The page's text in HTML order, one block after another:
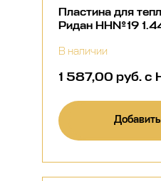
Пластина для
Ридан НН№19
В наличии
1 587,00 руб. с